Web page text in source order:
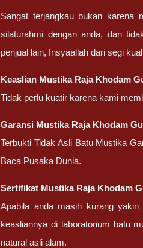
Sangat terjangkau bukan karena
silaturahmi dengan anda, dan
penjual lain, Insyaallah dari segi
Keaslian Mustika Raja Khodam
Tidak perlu kuatir karena kami
Garansi Mustika Raja Khodam
Terbukti Tidak Asli Batu Mustika
Baca Pusaka Dunia.
Sertifikat Mustika Raja Khodam
Apabila anda masih kurang
keasliannya di laboratorium batu
natural asli alam.